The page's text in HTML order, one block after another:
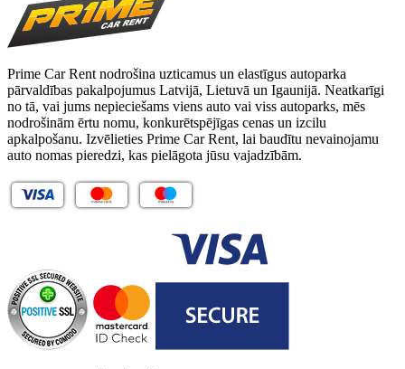
Prime Car Rent nodrošina uzticamus un elastīgus autoparka
pārvaldības pakalpojumus Latvijā, Lietuvā un Igaunijā. Neatkarīgi
no tā, vai jums nepieciešams viens auto vai viss autoparks, mēs
nodrošinām ērtu nomu, konkurētspējīgas cenas un izcilu
apkalpošanu. Izvēlieties Prime Car Rent, lai baudītu nevainojamu
auto nomas pieredzi, kas pielāgota jūsu vajadzībām.